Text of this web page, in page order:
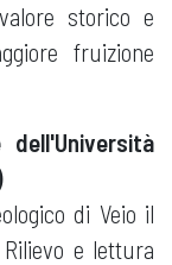
storico e
fruizione
di Veio il
e lettura